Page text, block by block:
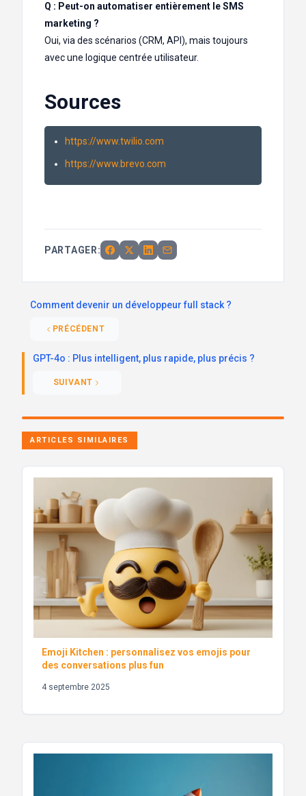
Q : Peut-on automatiser entièrement le SMS
marketing ?
Oui, via des scénarios (CRM, API), mais toujours
avec une logique centrée utilisateur.
Sources
https://www.twilio.com
https://www.brevo.com
PARTAGER:
Comment devenir un développeur full stack ?
PRÉCÉDENT
GPT-4o : Plus intelligent, plus rapide, plus précis ?
SUIVANT
ARTICLES SIMILAIRES
Emoji Kitchen : personnalisez vos emojis pour
des conversations plus fun
4 septembre 2025